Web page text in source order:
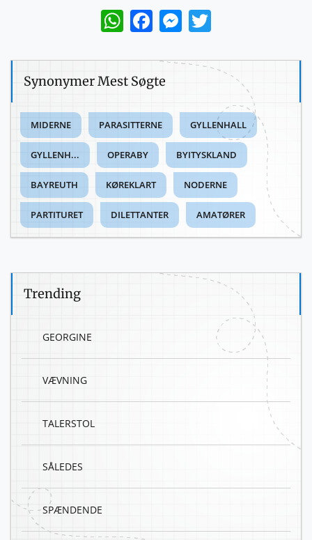
WhatsAppFacebookMessenger
Synonymer Mest Søgte
MIDERNE PARASITTERNE GYLLENHALL
GYLLENH... OPERABY BYITYSKLAND
BAYREUTH KØREKLART NODERNE
PARTITURET DILETTANTER AMATØRER
Trending
GEORGINE
VÆVNING
TALERSTOL
SÅLEDES
SPÆNDENDE